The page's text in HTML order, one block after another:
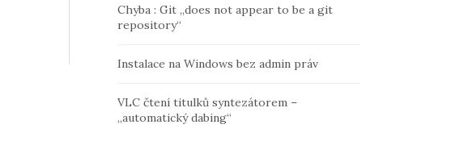
Chyba : Git „does not appear to be a git
repository“
Instalace na Windows bez admin práv
VLC čtení titulků syntezátorem –
„automatický dabing“